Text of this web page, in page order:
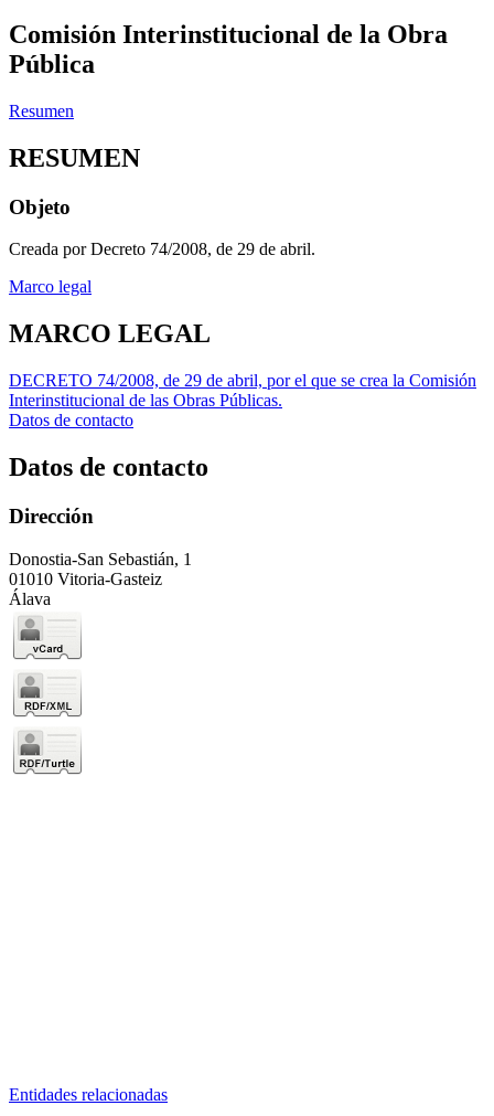
Comisión Interinstitucional de la Obra
Pública
Resumen
RESUMEN
Objeto
Creada por Decreto 74/2008, de 29 de abril.
Marco legal
MARCO LEGAL
DECRETO 74/2008, de 29 de abril, por el que se crea la Comisión
Interinstitucional de las Obras Públicas.
Datos de contacto
Datos de contacto
Dirección
Donostia-San Sebastián, 1
01010 Vitoria-Gasteiz
Álava
Entidades relacionadas